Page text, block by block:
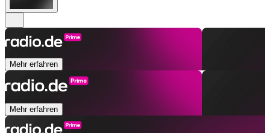
Mehr erfahren
Mehr erfahren